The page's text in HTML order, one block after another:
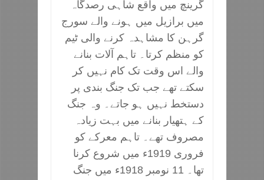
گرینچ میں واقع شاہی رصدگاہ
میں برازیل میں ہونے والے سورج
گرہن کا مشاہدہ کرنے والی ٹیم
کو منظم کرتا۔ تاہم آلات بنانے
والے اس وقت تک کام نہیں کر
سکتے تھے جب تک جنگ بندی پر
دستخط نہیں ہو جاتے۔ وہ جنگ
کے ہتھیار بنانے میں بہت زیادہ
مصروف تھے۔ تاہم معرکے کو
فروری 1919ء میں شروع کرنا
تھا۔ 11 نومبر 1918ء میں جنگ